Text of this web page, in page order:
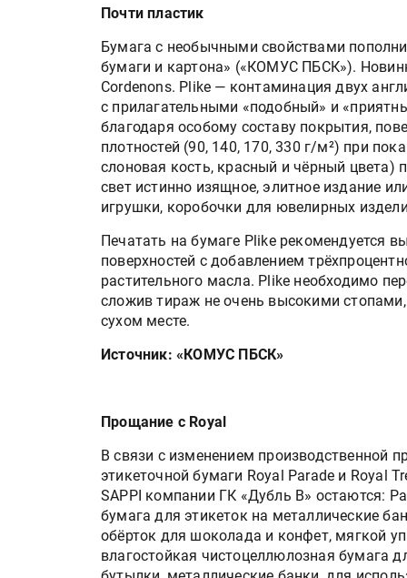
Почти пластик
Бумага с необычными свойствами
бумаги и картона» («КОМУС ПБСК»).
Cordenons. Plike — контаминация двух
с прилагательными «подобный» и
благодаря особому составу покрытия,
плотностей (90, 140, 170, 330 г/м²) при
слоновая кость, красный и чёрный цвета)
свет истинно изящное, элитное издание
игрушки, коробочки для ювелирных
Печатать на бумаге Plike рекомендуется
поверхностей с добавлением
растительного масла. Plike необходимо
сложив тираж не очень высокими
сухом месте.
Источник: «КОМУС ПБСК»
Прощание с Royal
В связи с изменением производственной
этикеточной бумаги Royal Parade и Royal
SAPPI компании ГК «Дубль В» остаются:
бумага для этикеток на металлические
обёрток для шоколада и конфет, мягкой
влагостойкая чистоцеллюлозная бумага